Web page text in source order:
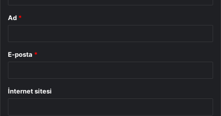
Ad *
E-posta *
İnternet sitesi